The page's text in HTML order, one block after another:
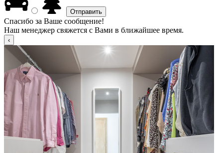
Спасибо за Ваше сообщение!
Наш менеджер свяжется с Вами в ближайшее время.